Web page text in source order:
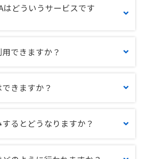
はどういうサービスです
できますか？
きますか？
るとどうなりますか？